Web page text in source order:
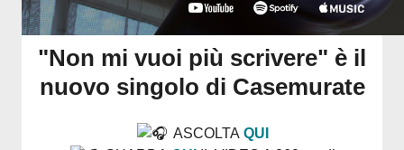
"Non mi vuoi più scrivere" è il
nuovo singolo di Casemurate
ASCOLTA QUI